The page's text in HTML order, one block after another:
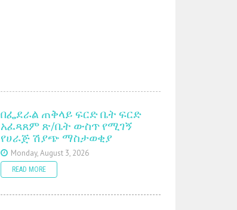
በፌደራል ጠቅላይ ፍርድ ቤት ፍርድ
አፈጻጸም ጽ/ቤት ውስጥ የሚገኝ
የሀራጅ ሽያጭ ማስታወቂያ
Monday, August 3, 2026
READ MORE